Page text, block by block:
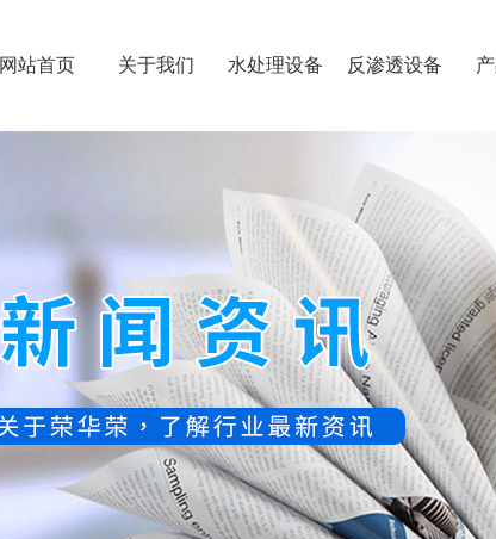
网站首页 关于我们 水处理设备 反渗透设备